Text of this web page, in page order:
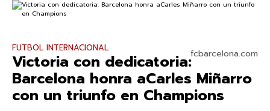
fcbarcelona.com
FUTBOL INTERNACIONAL
Victoria con dedicatoria:
Barcelona honra aCarles Miñarro
con un triunfo en Champions